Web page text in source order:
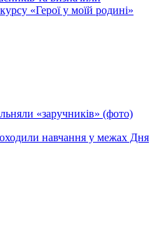
«Герої у моїй родині»
«заручників» (фото)
навчання у межах Дня